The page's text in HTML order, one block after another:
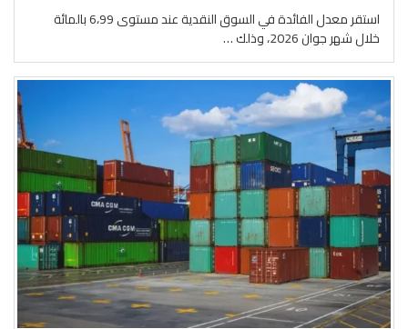
استقر معدل الفائدة في السوق النقدية عند مستوى 6،99 بالمائة
خلال شهر جوان 2026، وذلك …